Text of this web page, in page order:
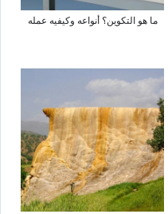
ما هو التکوین؟ أنواعه وکیفیه عمله